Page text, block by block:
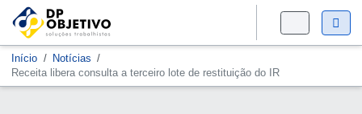
Início
Notícias
Receita libera consulta a terceiro lote de restituição do IR